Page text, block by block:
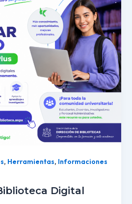
, Herramientas, Informaciones
Digital